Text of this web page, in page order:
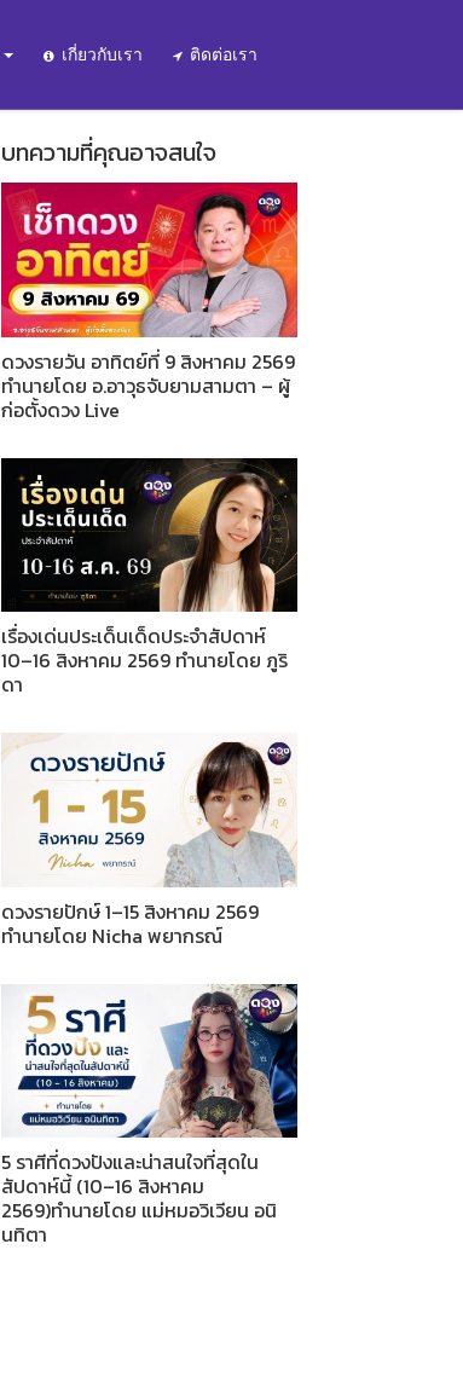
เกี่ยวกับเรา ติดต่อเรา
บทความที่คุณอาจสนใจ
ดวงรายวัน อาทิตย์ที่ 9 สิงหาคม 2569
ทำนายโดย อ.อาวุธจับยามสามตา – ผู้
ก่อตั้งดวง Live
เรื่องเด่นประเด็นเด็ดประจำสัปดาห์
10–16 สิงหาคม 2569 ทำนายโดย ภูริ
ดา
ดวงรายปักษ์ 1–15 สิงหาคม 2569
ทำนายโดย Nicha พยากรณ์
5 ราศีที่ดวงปังและน่าสนใจที่สุดใน
สัปดาห์นี้ (10–16 สิงหาคม
2569)ทำนายโดย แม่หมอวิเวียน อนิ
นทิตา